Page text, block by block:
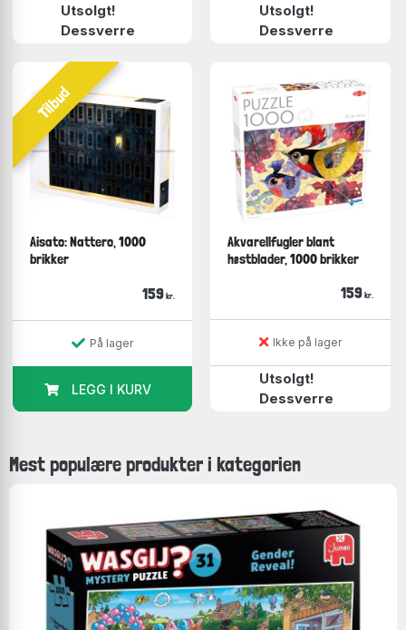
Utsolgt!
Dessverre
Utsolgt!
Dessverre
Tilbud
Aisato: Nattero, 1000
brikker
159 kr.
På lager
LEGG I KURV
Akvarellfugler blant
høstblader, 1000 brikker
159 kr.
Ikke på lager
Utsolgt!
Dessverre
Mest populære produkter i kategorien